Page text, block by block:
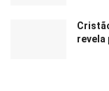
revela